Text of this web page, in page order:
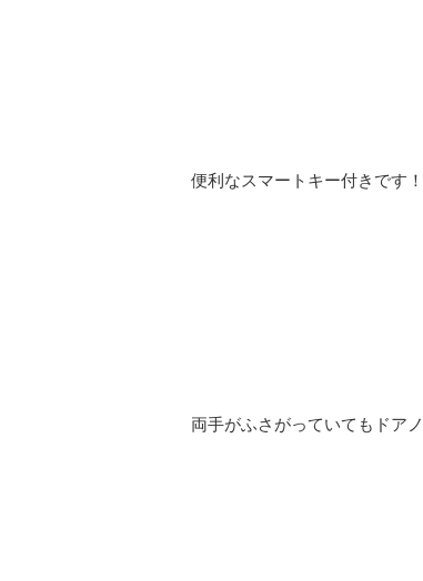
便利なスマートキー付きです！
両手がふさがっていてもドア